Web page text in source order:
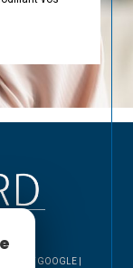
BY GOOGLE |